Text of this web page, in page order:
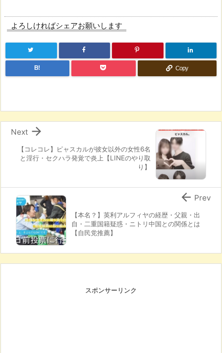
よろしければシェアお願いします
B! Copy
【コレコレ】ピャスカルが彼女以外の女性6名
と淫行・セクハラ発覚で炎上【LINEのやり取
り】

Next
【本名？】英利アルフィヤの経歴・父親・出
自・二重国籍疑惑・ニトリ中国との関係とは
【自民党推薦】
 Prev
スポンサーリンク